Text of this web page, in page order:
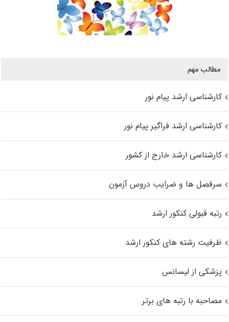
مطالب مهم
کارشناسی ارشد پیام نور
کارشناسی ارشد فراگیر پیام نور
کارشناسی ارشد خارج از کشور
سرفصل ها و ضرایب دروس آزمون
رتبه قبولی کنکور ارشد
ظرفیت رشته های کنکور ارشد
پزشکی از لیسانس
مصاحبه با رتبه های برتر